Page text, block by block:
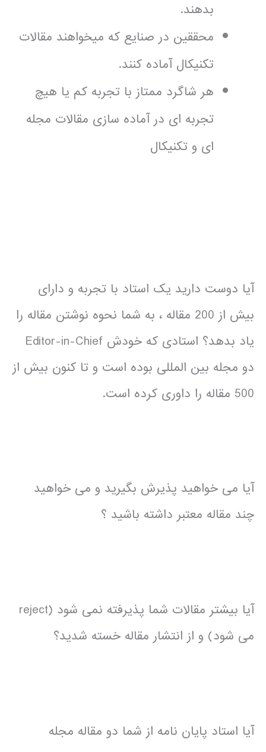
بدهند.
محققین در صنایع که میخواهند مقالات
تکنیکال آماده کنند.
هر شاگرد ممتاز با تجربه کم یا هیچ
تجربه ای در آماده سازی مقالات مجله
ای و تکنیکال
آیا دوست دارید یک استاد با تجربه و دارای
بیش از 200 مقاله ، به شما نحوه نوشتن مقاله را
یاد بدهد؟ استادی که خودش Editor-in-Chief
دو مجله بین المللی بوده است و تا کنون بیش از
500 مقاله را داوری کرده است.
آیا می خواهید پذیرش بگیرید و می خواهید
چند مقاله معتبر داشته باشید ؟
آیا بیشتر مقالات شما پذیرفته نمی شود (reject
می شود) و از انتشار مقاله خسته شدید؟
آیا استاد پایان نامه از شما دو مقاله مجله